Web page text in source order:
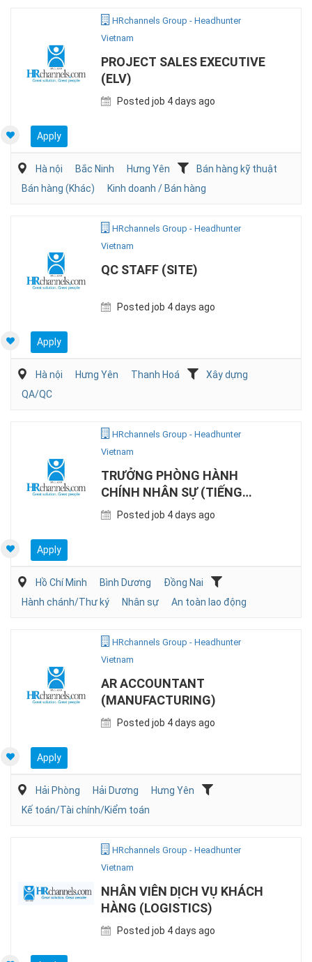
HRchannels Group - Headhunter
Vietnam
PROJECT SALES EXECUTIVE
(ELV)
Posted job 4 days ago
Apply
Hà nội Bắc Ninh Hưng Yên
Bán hàng kỹ thuật
Bán hàng (Khác)
Kinh doanh / Bán hàng
HRchannels Group - Headhunter
Vietnam
QC STAFF (SITE)
Posted job 4 days ago
Apply
Hà nội Hưng Yên Thanh Hoá
Xây dựng
QA/QC
HRchannels Group - Headhunter
Vietnam
TRƯỞNG PHÒNG HÀNH
CHÍNH NHÂN SỰ (TIẾNG
NHẬT, SẢN XUẤT)
Posted job 4 days ago
Apply
Hồ Chí Minh Bình Dương
Đồng Nai
Hành chánh/Thư ký
Nhân sự An toàn lao động
HRchannels Group - Headhunter
Vietnam
AR ACCOUNTANT
(MANUFACTURING)
Posted job 4 days ago
Apply
Hải Phòng Hải Dương
Hưng Yên
Kế toán/Tài chính/Kiểm toán
HRchannels Group - Headhunter
Vietnam
NHÂN VIÊN DỊCH VỤ KHÁCH
HÀNG (LOGISTICS)
Posted job 4 days ago